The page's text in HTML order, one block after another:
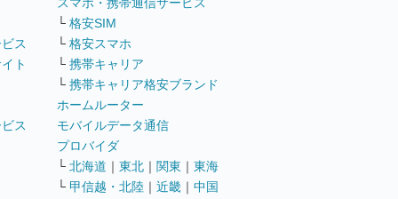
ス
ト
ス
└ 格安SIM
└ 格安スマホ
└ 携帯キャリア
└ 携帯キャリア格安ブランド
ホームルーター
モバイルデータ通信
プロバイダ
└ 北海道 ｜ 東北 ｜ 関東 ｜ 東海
└ 甲信越・北陸 ｜ 近畿 ｜ 中国